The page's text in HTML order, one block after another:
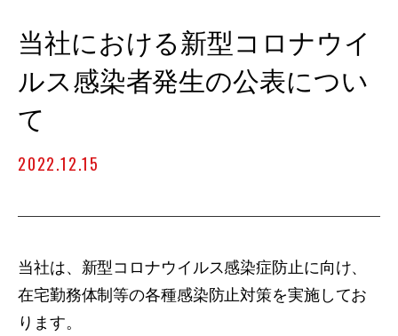
当社における新型コロナウイ
ルス感染者発生の公表につい
て
2022.12.15
当社は、新型コロナウイルス感染症防止に向け、
在宅勤務体制等の各種感染防止対策を実施してお
ります。